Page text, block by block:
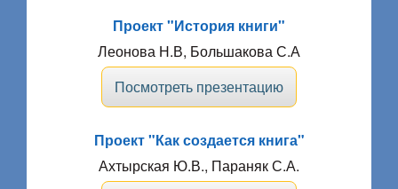
Проект "История книги"
Леонова Н.В, Большакова С.А
Посмотреть презентацию
Проект "Как создается книга"
Ахтырская Ю.В., Параняк С.А.